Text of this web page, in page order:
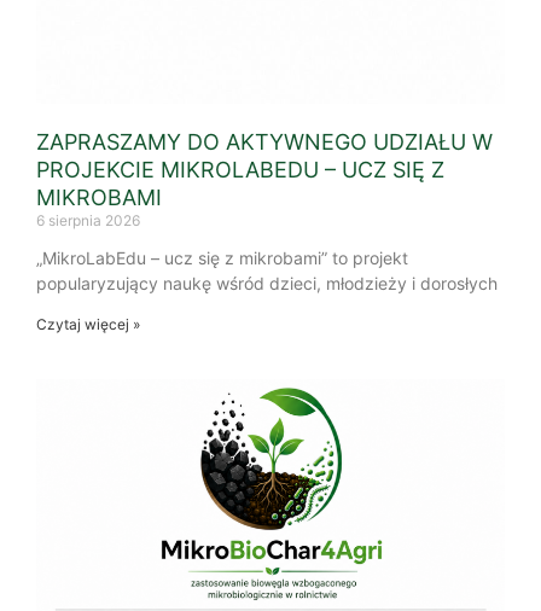
ZAPRASZAMY DO AKTYWNEGO UDZIAŁU W
PROJEKCIE MIKROLABEDU – UCZ SIĘ Z
MIKROBAMI
6 sierpnia 2026
„MikroLabEdu – ucz się z mikrobami” to projekt
popularyzujący naukę wśród dzieci, młodzieży i dorosłych
Czytaj więcej »